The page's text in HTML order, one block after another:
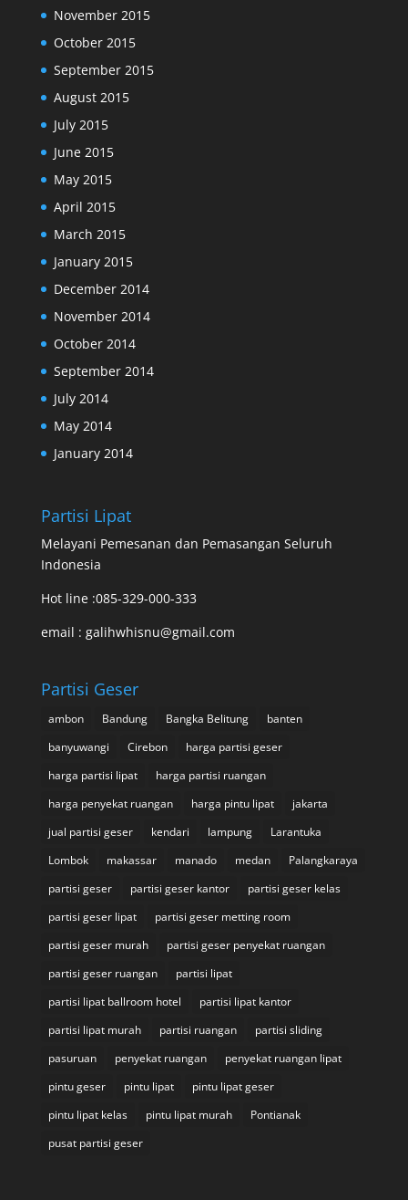
November 2015
October 2015
September 2015
August 2015
July 2015
June 2015
May 2015
April 2015
March 2015
January 2015
December 2014
November 2014
October 2014
September 2014
July 2014
May 2014
January 2014
Partisi Lipat
Melayani Pemesanan dan Pemasangan Seluruh
Indonesia
Hot line :085-329-000-333
email : galihwhisnu@gmail.com
Partisi Geser
ambon Bandung Bangka Belitung
banten
banyuwangi
Cirebon
harga partisi geser
harga partisi lipat
harga partisi ruangan
harga penyekat ruangan
harga pintu lipat
jakarta
jual partisi geser
kendari lampung
Larantuka
Lombok
makassar manado medan
Palangkaraya
partisi geser
partisi geser kantor
partisi geser kelas
partisi geser lipat
partisi geser metting room
partisi geser murah
partisi geser penyekat ruangan
partisi geser ruangan
partisi lipat
partisi lipat ballroom hotel
partisi lipat kantor
partisi lipat murah
partisi ruangan
partisi sliding
pasuruan
penyekat ruangan
penyekat ruangan lipat
pintu geser
pintu lipat
pintu lipat geser
pintu lipat kelas
pintu lipat murah
Pontianak
pusat partisi geser